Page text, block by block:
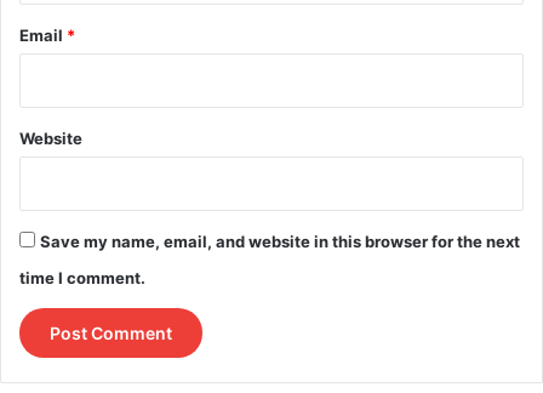
Email *
Website
Save my name, email, and website in this browser for the next
time I comment.